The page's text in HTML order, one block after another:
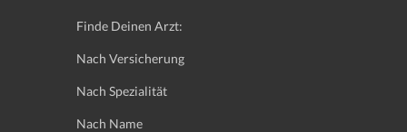
Finde Deinen Arzt:
Nach Versicherung
Nach Spezialität
Nach Name